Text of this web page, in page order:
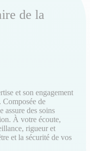
de la
et son engagement
Composée de
assure des soins
À votre écoute,
rigueur et
et la sécurité de vos